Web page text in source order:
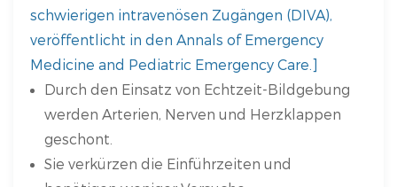
schwierigen intravenösen Zugängen (DIVA),
veröffentlicht in den Annals of Emergency
Medicine and Pediatric Emergency Care.]
Durch den Einsatz von Echtzeit-Bildgebung
werden Arterien, Nerven und Herzklappen
geschont.
Sie verkürzen die Einführzeiten und